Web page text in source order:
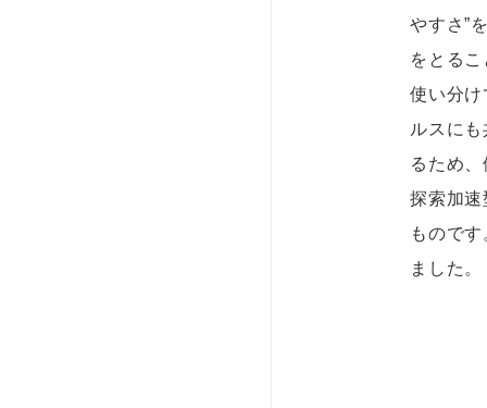
やすさ”
をとる
使い分
ルスに
るため
探索加
もので
ました。